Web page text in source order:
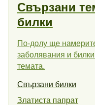
Свързани
билки
По-долу ще
заболявания и
темата.
Свързани билки
Златиста папрат